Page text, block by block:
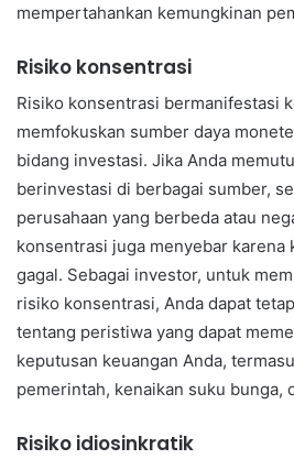
mempertahankan kemungkinan
Risiko konsentrasi
Risiko konsentrasi bermanifestasi
memfokuskan sumber daya
bidang investasi. Jika Anda
berinvestasi di berbagai sumber,
perusahaan yang berbeda atau
konsentrasi juga menyebar karena
gagal. Sebagai investor, untuk
risiko konsentrasi, Anda dapat
tentang peristiwa yang dapat
keputusan keuangan Anda,
pemerintah, kenaikan suku bunga,
Risiko idiosinkratik